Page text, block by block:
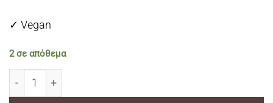
✓ Vegan
2 σε απόθεμα